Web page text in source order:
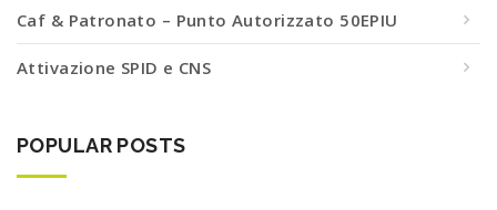
Caf & Patronato – Punto Autorizzato 50EPIU
Attivazione SPID e CNS
POPULAR POSTS